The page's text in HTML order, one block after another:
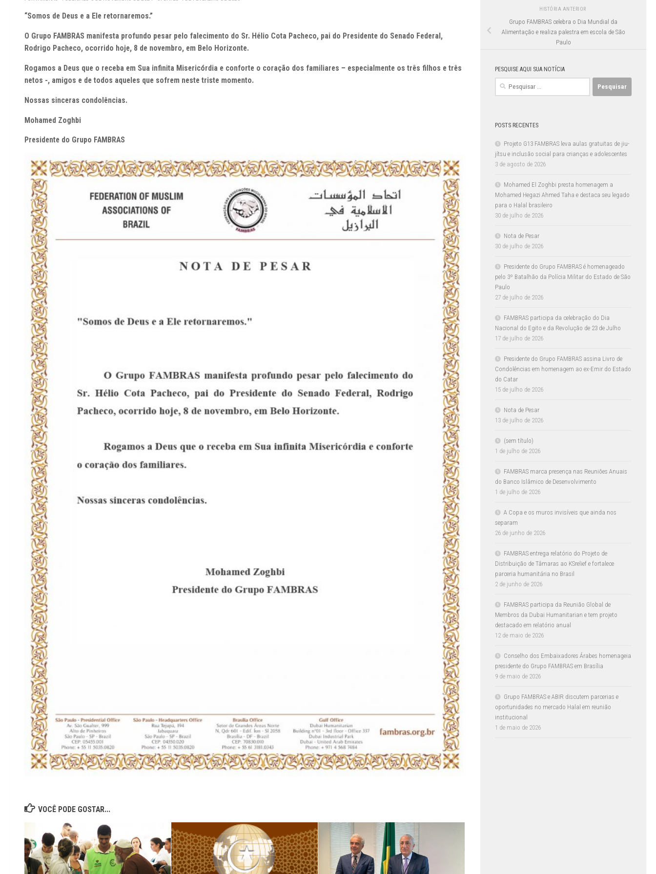
“Somos de Deus e a Ele retornaremos.”
O Grupo FAMBRAS manifesta profundo pesar pelo falecimento do Sr. Hélio Cota Pacheco, pai do Presidente do Senado Federal,
Rodrigo Pacheco, ocorrido hoje, 8 de novembro, em Belo Horizonte.
Rogamos a Deus que o receba em Sua infinita Misericórdia e conforte o coração dos familiares – especialmente os três filhos e três
netos -, amigos e de todos aqueles que sofrem neste triste momento.
Nossas sinceras condolências.
Mohamed Zoghbi
Presidente do Grupo FAMBRAS
VOCÊ PODE GOSTAR...
HISTÓRIA ANTERIOR
Grupo FAMBRAS celebra o Dia Mundial da
Alimentação e realiza palestra em escola de São
Paulo
PESQUISE AQUI SUA NOTÍCIA
Pesquisar
POSTS RECENTES
Projeto G13 FAMBRAS leva aulas gratuitas de jiu-
jítsu e inclusão social para crianças e adolescentes
3 de agosto de 2026
Mohamed El Zoghbi presta homenagem a
Mohamed Hegazi Ahmed Taha e destaca seu legado
para o Halal brasileiro
30 de julho de 2026
Nota de Pesar
30 de julho de 2026
Presidente do Grupo FAMBRAS é homenageado
pelo 3º Batalhão da Polícia Militar do Estado de São
Paulo
27 de julho de 2026
FAMBRAS participa da celebração do Dia
Nacional do Egito e da Revolução de 23 de Julho
17 de julho de 2026
Presidente do Grupo FAMBRAS assina Livro de
Condolências em homenagem ao ex-Emir do Estado
do Catar
15 de julho de 2026
Nota de Pesar
13 de julho de 2026
(sem título)
1 de julho de 2026
FAMBRAS marca presença nas Reuniões Anuais
do Banco Islâmico de Desenvolvimento
1 de julho de 2026
A Copa e os muros invisíveis que ainda nos
separam
26 de junho de 2026
FAMBRAS entrega relatório do Projeto de
Distribuição de Tâmaras ao KSrelief e fortalece
parceria humanitária no Brasil
2 de junho de 2026
FAMBRAS participa da Reunião Global de
Membros da Dubai Humanitarian e tem projeto
destacado em relatório anual
12 de maio de 2026
Conselho dos Embaixadores Árabes homenageia
presidente do Grupo FAMBRAS em Brasília
9 de maio de 2026
Grupo FAMBRAS e ABIR discutem parcerias e
oportunidades no mercado Halal em reunião
institucional
1 de maio de 2026